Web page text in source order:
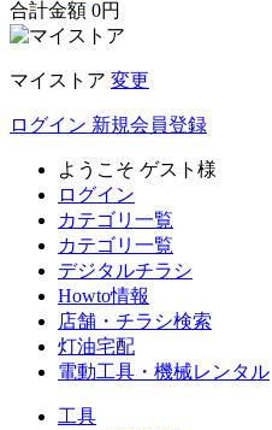
合計金額 0円
マイストア 変更
ログイン 新規会員登録
ようこそ ゲスト様
ログイン
カテゴリ一覧
カテゴリ一覧
デジタルチラシ
Howto情報
店舗・チラシ検索
灯油宅配
電動工具・機械レンタル
工具